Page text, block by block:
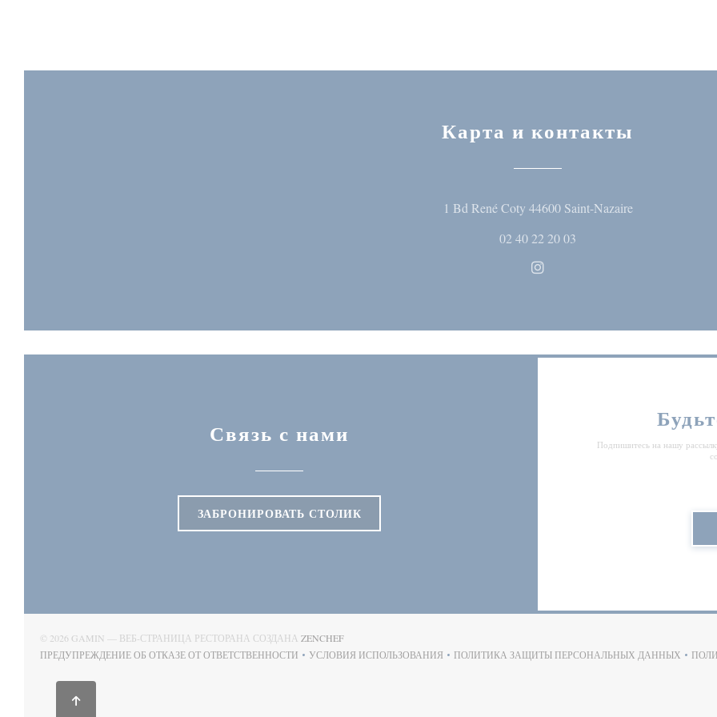
Карта и контакты
1 Bd René Coty 44600 Saint-Nazaire((открывается
02 40 22 20 03
Instagram ((открывается в
Связь с нами
ЗАБРОНИРОВАТЬ СТОЛИК
Подпишитесь на нашу
© 2026 GAMIN — ВЕБ-СТРАНИЦА РЕСТОРАНА СОЗДАНА ZENCHEF((ОТКРЫВАЕТСЯ В НОВОМ ОКНЕ))
ПРЕДУПРЕЖДЕНИЕ ОБ ОТКАЗЕ ОТ ОТВЕТСТВЕННОСТИ
((ОТКРЫВАЕТСЯ В НОВОМ ОКНЕ))
УСЛОВИЯ ИСПОЛЬЗОВАНИЯ
((ОТКРЫВАЕТСЯ В НОВОМ ОКНЕ))
ПОЛИТИКА ЗАЩИТЫ ПЕРСОНАЛЬНЫХ ДАННЫХ
((ОТКРЫВАЕТСЯ В НОВОМ